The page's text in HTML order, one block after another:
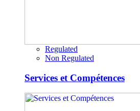
Regulated
Non Regulated
Services et Compétences